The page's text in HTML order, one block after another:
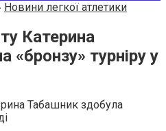
Новини легкої атлетики
Катерина
«бронзу» турніру у